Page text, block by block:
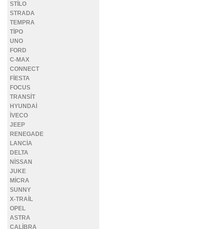
STİLO
STRADA
TEMPRA
TİPO
UNO
FORD
C-MAX
CONNECT
FİESTA
FOCUS
TRANSİT
HYUNDAİ
İVECO
JEEP
RENEGADE
LANCİA
DELTA
NİSSAN
JUKE
MİCRA
SUNNY
X-TRAİL
OPEL
ASTRA
CALİBRA